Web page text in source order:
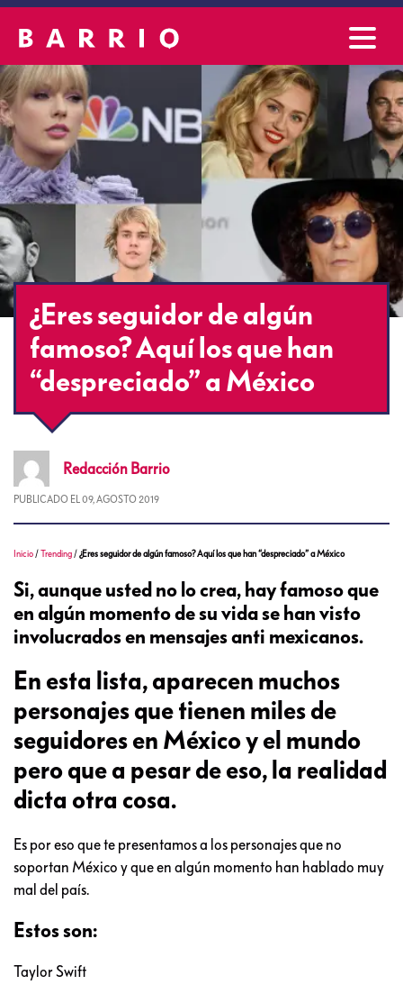
¿Eres seguidor de algún
famoso? Aquí los que han
“despreciado” a México
Redacción Barrio
PUBLICADO EL 09, AGOSTO 2019
Inicio /Trending /¿Eres seguidor de algún famoso? Aquí los que han “despreciado” a México
Si, aunque usted no lo crea, hay famoso que
en algún momento de su vida se han visto
involucrados en mensajes anti mexicanos.
En esta lista, aparecen muchos
personajes que tienen miles de
seguidores en México y el mundo
pero que a pesar de eso, la realidad
dicta otra cosa.
Es por eso que te presentamos a los personajes que no
soportan México y que en algún momento han hablado muy
mal del país.
Estos son:
Taylor Swift